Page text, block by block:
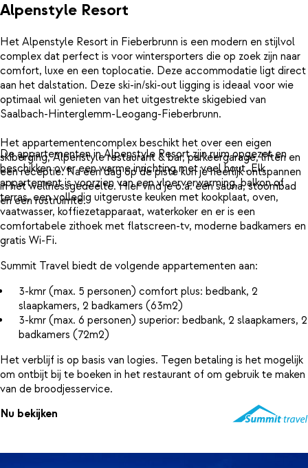
Alpenstyle Resort
Het Alpenstyle Resort in Fieberbrunn is een modern en stijlvol
complex dat perfect is voor wintersporters die op zoek zijn naar
comfort, luxe en een toplocatie. Deze accommodatie ligt direct
aan het dalstation. Deze ski-in/ski-out ligging is ideaal voor wie
optimaal wil genieten van het uitgestrekte skigebied van
Saalbach-Hinterglemm-Leogang-Fieberbrunn.
Het appartementencomplex beschikt het over een eigen
skiberging, Alpenstyle restaurant & bar, parkeergarage, liften en
een receptie. Na een dag op de piste kun je heerlijk ontspannen
in het wellnessgedeelte. Hier vind je o.a. een sauna, stoombad
en een rustruimte.
De appartementen in Alpenstyle Resort zijn ruim opgezet en
beschikken over een warme inrichting met veel hout. Elk
appartement is voorzien van een vloerverwarming, balkon of
terras, een volledig uitgeruste keuken met kookplaat, oven,
vaatwasser, koffiezetapparaat, waterkoker en er is een
comfortabele zithoek met flatscreen-tv, moderne badkamers en
gratis Wi-Fi.
Summit Travel biedt de volgende appartementen aan:
3-kmr (max. 5 personen) comfort plus: bedbank, 2
slaapkamers, 2 badkamers (63m2)
3-kmr (max. 6 personen) superior: bedbank, 2 slaapkamers, 2
badkamers (72m2)
Het verblijf is op basis van logies. Tegen betaling is het mogelijk
om ontbijt bij te boeken in het restaurant of om gebruik te maken
van de broodjesservice.
Nu bekijken